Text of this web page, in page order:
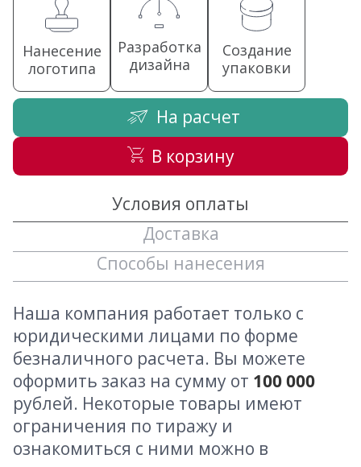
Нанесение
логотипа
Разработка
дизайна
Создание
упаковки
На расчет
В корзину
Условия оплаты
Доставка
Способы нанесения
Наша компания работает только с
юридическими лицами по форме
безналичного расчета. Вы можете
оформить заказ на сумму от 100 000
рублей. Некоторые товары имеют
ограничения по тиражу и
ознакомиться с ними можно в